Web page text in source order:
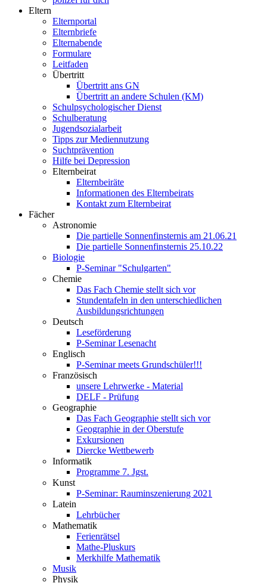
Eltern
Elternportal
Elternbriefe
Elternabende
Formulare
Leitfaden
Übertritt
Übertritt ans GN
Übertritt an andere Schulen (KM)
Schulpsychologischer Dienst
Schulberatung
Jugendsozialarbeit
Tipps zur Mediennutzung
Suchtprävention
Hilfe bei Depression
Elternbeirat
Elternbeiräte
Informationen des Elternbeirats
Kontakt zum Elternbeirat
Fächer
Astronomie
Die partielle Sonnenfinsternis am 21.06.21
Die partielle Sonnenfinsternis 25.10.22
Biologie
P-Seminar "Schulgarten"
Chemie
Das Fach Chemie stellt sich vor
Stundentafeln in den unterschiedlichen
Ausbildungsrichtungen
Deutsch
Leseförderung
P-Seminar Lesenacht
Englisch
P-Seminar meets Grundschüler!!!
Französisch
unsere Lehrwerke - Material
DELF - Prüfung
Geographie
Das Fach Geographie stellt sich vor
Geographie in der Oberstufe
Exkursionen
Diercke Wettbewerb
Informatik
Programme 7. Jgst.
Kunst
P-Seminar: Rauminszenierung 2021
Latein
Lehrbücher
Mathematik
Ferienrätsel
Mathe-Pluskurs
Merkhilfe Mathematik
Musik
Physik